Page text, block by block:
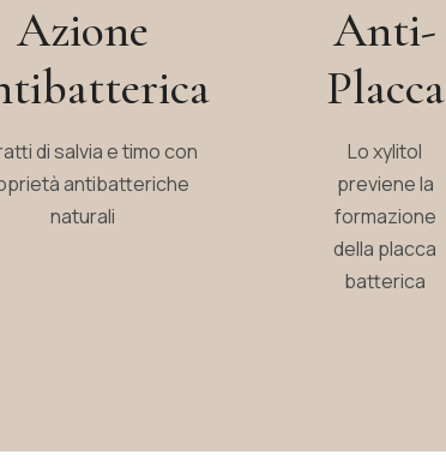
Azione
di salvia e timo con
antibatteriche
naturali
Anti-
Placca
Lo xylitol
previene la
formazione
della placca
batterica